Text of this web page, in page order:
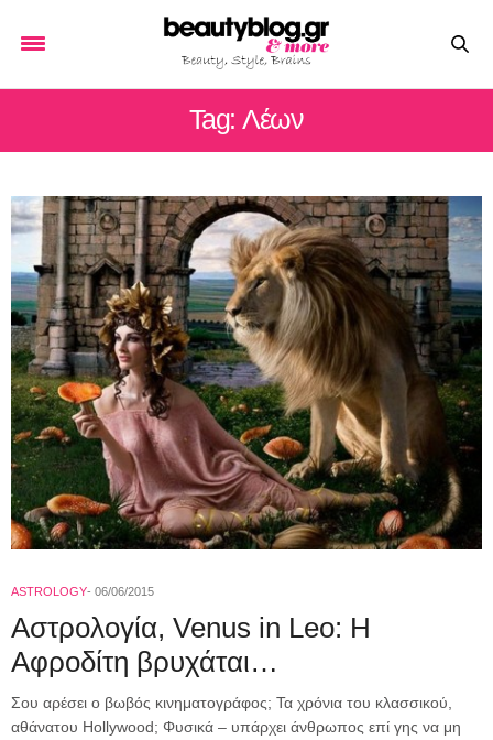
Tag: Λέων
ASTROLOGY 06/06/2015
Αστρολογία, Venus in Leo: Η
Αφροδίτη βρυχάται…
Σου αρέσει ο βωβός κινηματογράφος; Τα χρόνια του κλασσικού,
αθάνατου Hollywood; Φυσικά – υπάρχει άνθρωπος επί γης να μη